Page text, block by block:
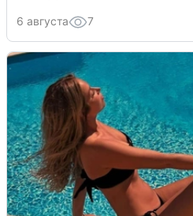
6 августа 7